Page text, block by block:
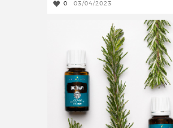
0 03/04/2023